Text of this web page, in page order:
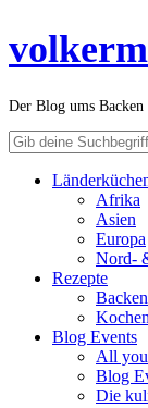
Der Blog ums
Afrika
Asien
Europa
Nord-
Rezepte
Backen
Kochen
Blog Events
All
Blog
Die